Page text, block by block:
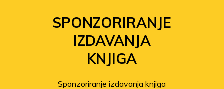
SPONZORIRANJE
IZDAVANJA
KNJIGA
Sponzoriranje izdavanja knjiga